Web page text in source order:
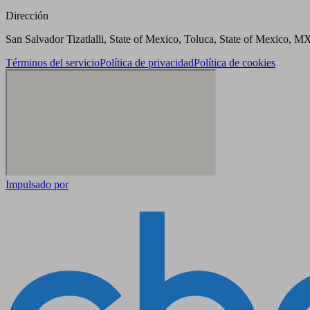
Dirección
San Salvador Tizatlalli, State of Mexico, Toluca, State of Mexico,
Términos del servicioPolítica de privacidadPolítica de cookies
Impulsado por